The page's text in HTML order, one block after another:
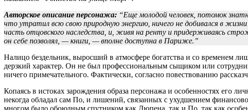
Авторское описание персонажа: “Еще молодой человек, потомок
что утратил всю свою природную энергию, ничего не добивался в
часть отцовского наследства, и, живя на ренту и придерживаясь
он себе позволял, — книги, — вполне доступна в Париже.”
Налицо бездельник, выросший в атмосфере богатства и со временем
дерзкий характер. Он не был профессиональным сыщиком или
ничего примечательного. Фактически, согласно повествованию
Копаясь в истоках зарождения образа персонажа и особенностях его
некогда обладал сам По, и лишений, связанных с ухудшением
многом было обоюдным спутником как Дюпена, так и По, так как